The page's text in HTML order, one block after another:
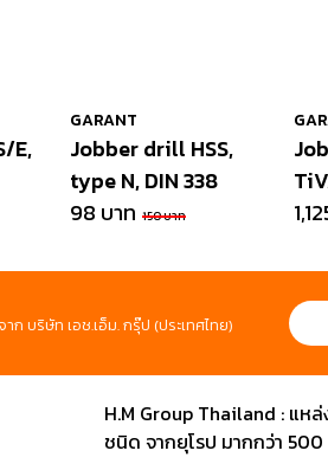
E,
GARANT
Jobber drill HSS,
type N, DIN 338
98 บาท 150 บาท
ก บริษัท เอช.เอ็ม. กรุ๊ป (ประเทศไทย)
H.M Group Thailand : แห
ชนิด จากยุโรป มากกว่า